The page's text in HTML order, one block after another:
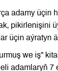
adamy üçin
pikirlenişini
üçin aýratyn
we iş”
adamlaryň 7